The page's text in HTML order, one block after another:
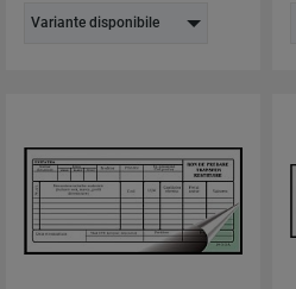
Variante disponibile